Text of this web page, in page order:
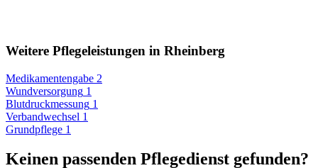
Weitere Pflegeleistungen in Rheinberg
Medikamentengabe 2
Wundversorgung 1
Blutdruckmessung 1
Verbandwechsel 1
Grundpflege 1
Keinen passenden Pflegedienst gefunden?